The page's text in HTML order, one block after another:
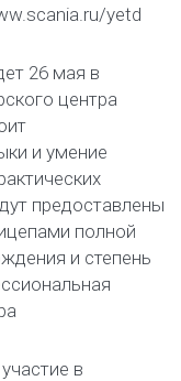
yetd
26 мая в
центра
и умение
предоставлены
полной
и степень
в